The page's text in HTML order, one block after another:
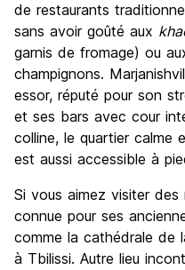
de restaurants
sans avoir goûté aux
garnis de fromage) ou
champignons.
essor, réputé pour son
et ses bars avec cour
colline, le quartier calme
est aussi accessible à
Si vous aimez visiter des
connue pour ses
comme la cathédrale de
à Tbilissi. Autre lieu